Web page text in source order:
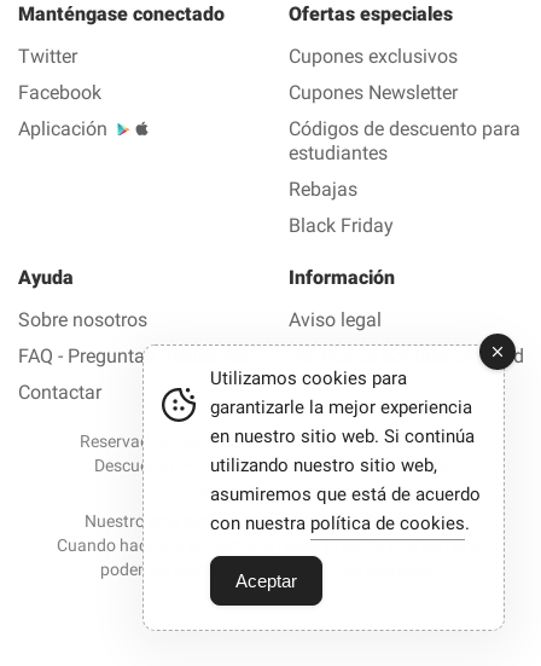
Manténgase conectado
Twitter
Facebook
Aplicación
Ofertas especiales
Cupones exclusivos
Cupones Newsletter
Códigos de descuento para
estudiantes
Rebajas
Black Friday
Ayuda
Sobre nosotros
FAQ - Preguntas frecuentes
Contactar
Información
Aviso legal
Política de confidencialidad
Reservados todos los derechos © 2012-2026 Buen
Descuento — Todas las ofertas y los códigos de
descuento en 1 clic
Nuestro sitio participa en programas de afiliación.
Cuando hace clic en ciertos enlaces y realiza una compra,
podemos percibir en ocasiones una comisión.
Utilizamos cookies para
garantizarle la mejor experiencia
en nuestro sitio web. Si continúa
utilizando nuestro sitio web,
asumiremos que está de acuerdo
con nuestra política de cookies.
Aceptar